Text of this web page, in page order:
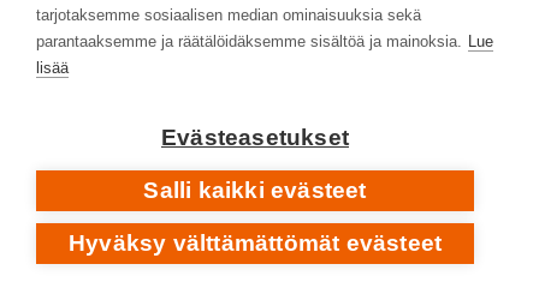
Burt Bacharach|kotisivu
Burt Bacharach
SAATAT PITÄÄ MYÖS NÄISTÄ LEVYHYLLYISTÄ
Anna Inginmaa• Yhdeksän elämää ja viisitoista vuotta
[2011] ➡️Yhdeksän elämää[2026]
Billy Joel– pianomiehen pitkä tie tähdeksi •The Stranger
[1977]
tarjotaksemme sosiaalisen median ominaisuuksia sekä
parantaaksemme ja räätälöidäksemme sisältöä ja mainoksia. Lue
lisää
Evästeasetukset
Salli kaikki evästeet
Hyväksy välttämättömät evästeet